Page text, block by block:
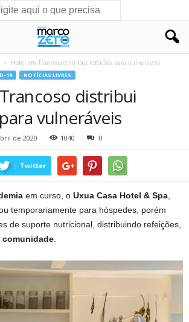
Hotel em Trancoso distribui refeições para vulneráveis
19 NOTÍCIAS LIVRES
distribui
vulneráveis
de 2020 1040 0
Twitter
em curso, o Uxua Casa Hotel & Spa
temporariamente para hóspedes, porém
de suporte nutricional, distribuindo refeições,
comunidade